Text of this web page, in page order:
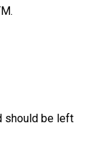
should be left